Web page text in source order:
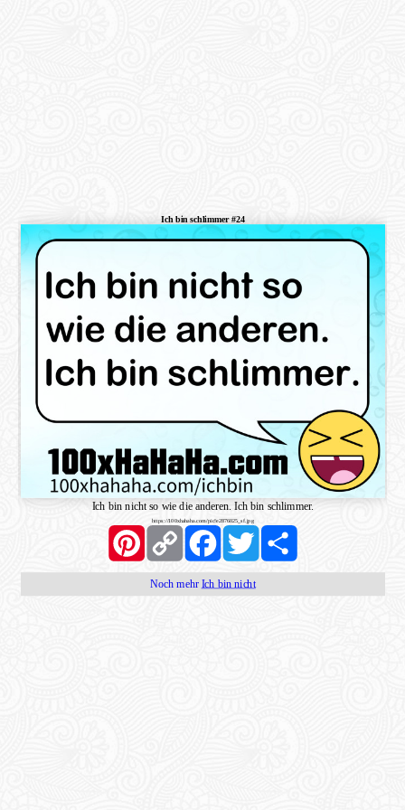
Ich bin schlimmer #24
Ich bin nicht so wie die anderen. Ich bin schlimmer.
https://100xhahaha.com/pic!e2876025_sf.jpg
PinterestCopy
Link
FacebookTwitter Share
Noch mehr Ich bin nicht